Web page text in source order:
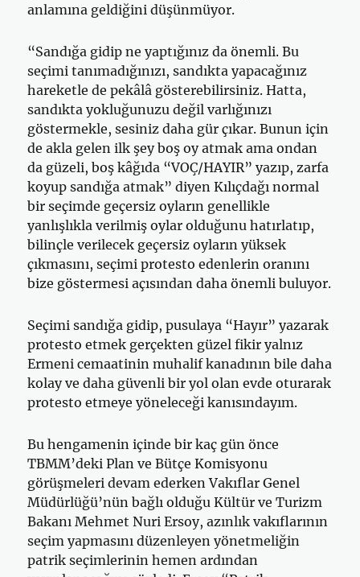
anlamına geldiğini düşünmüyor.
“Sandığa gidip ne yaptığınız da önemli. Bu
seçimi tanımadığınızı, sandıkta yapacağınız
hareketle de pekâlâ gösterebilirsiniz. Hatta,
sandıkta yokluğunuzu değil varlığınızı
göstermekle, sesiniz daha gür çıkar. Bunun için
de akla gelen ilk şey boş oy atmak ama ondan
da güzeli, boş kâğıda “VOÇ/HAYIR” yazıp, zarfa
koyup sandığa atmak” diyen Kılıçdağı normal
bir seçimde geçersiz oyların genellikle
yanlışlıkla verilmiş oylar olduğunu hatırlatıp,
bilinçle verilecek geçersiz oyların yüksek
çıkmasını, seçimi protesto edenlerin oranını
bize göstermesi açısından daha önemli buluyor.
Seçimi sandığa gidip, pusulaya “Hayır” yazarak
protesto etmek gerçekten güzel fikir yalnız
Ermeni cemaatinin muhalif kanadının bile daha
kolay ve daha güvenli bir yol olan evde oturarak
protesto etmeye yöneleceği kanısındayım.
Bu hengamenin içinde bir kaç gün önce
TBMM’deki Plan ve Bütçe Komisyonu
görüşmeleri devam ederken Vakıflar Genel
Müdürlüğü’nün bağlı olduğu Kültür ve Turizm
Bakanı Mehmet Nuri Ersoy, azınlık vakıflarının
seçim yapmasını düzenleyen yönetmeliğin
patrik seçimlerinin hemen ardından